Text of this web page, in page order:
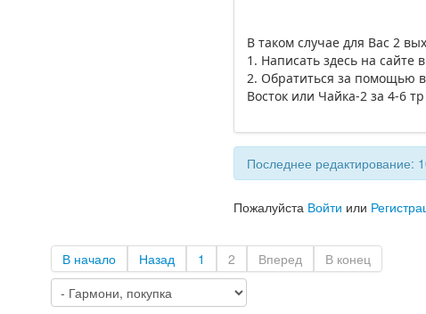
В таком случае для Вас 2
1. Написать здесь на
2. Обратиться за помощью
Восток или Чайка-2 за 4-6
Последнее редактирование:
Пожалуйста Войти или
В начало Назад 1 2 Вперед В конец